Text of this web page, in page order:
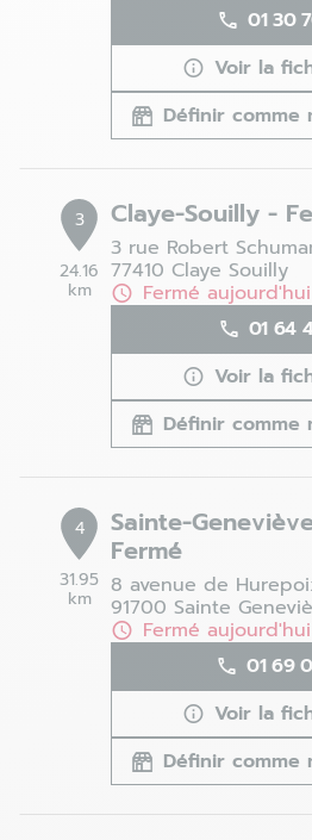
01 30
Voir la
Définir comme
3
24.16
km
Claye-Souilly -
3 rue Robert
77410 Claye Souilly
Fermé aujourd'hui
01 64
Voir la
Définir comme
4
31.95
km
Sainte-
Fermé
8 avenue de
91700 Sainte
Fermé aujourd'hui
01 69
Voir la
Définir comme